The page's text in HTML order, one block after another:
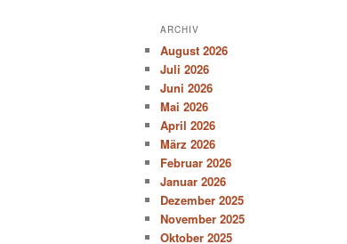
ARCHIV
August 2026
Juli 2026
Juni 2026
Mai 2026
April 2026
März 2026
Februar 2026
Januar 2026
Dezember 2025
November 2025
Oktober 2025